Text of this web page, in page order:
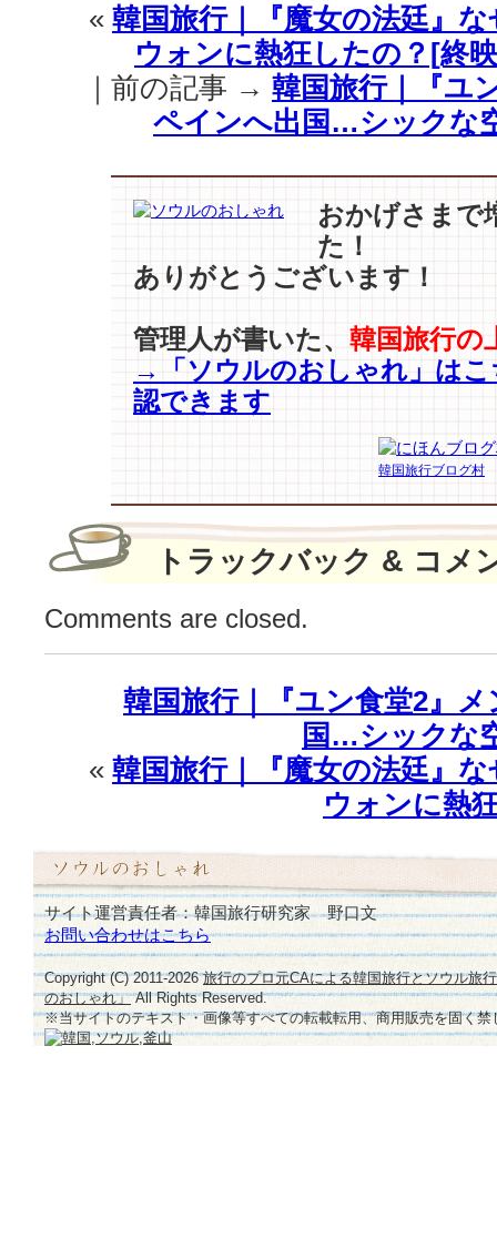
冬
大
人
気！
ト
で
ウ
ィ
ー
リ
ン
« 韓国旅行｜『魔女の法廷』
ウォンに熱狂したの？[終
｜前の記事 → 韓国旅行｜『ユ
ペインへ出国…シックな
おかげさまで
た！
ありがとうございます！
管理人が書いた、 韓国旅行の
→「ソウルのおしゃれ」はこ
認できます
韓国旅行ブログ村
トラックバック & コメ
Comments are closed.
韓国旅行｜『ユン食堂2』
国…シックな
« 韓国旅行｜『魔女の法廷』
ウォンに熱
サイト運営責任者：韓国旅行研究家 野口文
お問い合わせはこちら
Copyright (C) 2011-2026旅行のプロ元CAによる韓国旅行とソウル旅
のおしゃれ」All Rights Reserved.
※当サイトのテキスト・画像等すべての転載転用、商用販売を固く禁